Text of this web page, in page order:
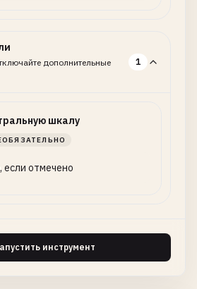
дополнительные
1
шкалу
если отмечено
инструмент